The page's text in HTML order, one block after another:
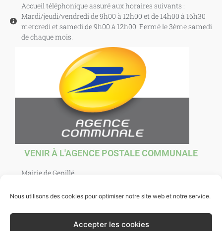
Nous utilisons des cookies pour optimiser notre site web et notre service.
Accepter les cookies
Accueil téléphonique assuré aux horaires suivants :
Mardi/jeudi/vendredi de 9h00 à 12h00 et de 14h00 à 16h30
mercredi et samedi de 9h00 à 12h00. Fermé le 3ème samedi
de chaque mois.
VENIR À L'AGENCE POSTALE COMMUNALE
Mairie de Genillé
37460 Genillé